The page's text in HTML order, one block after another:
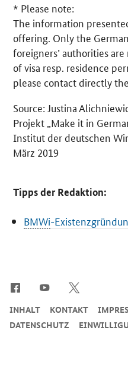
* Please note:
The information
offering. Only the
foreigners’ authorities
of visa resp. residence
please contact directly
Source: Justina
Projekt „Make it in
Institut der deutschen
März 2019
Tipps der Redaktion:
BMWi-
INHALT KONTAKT
DATENSCHUTZ